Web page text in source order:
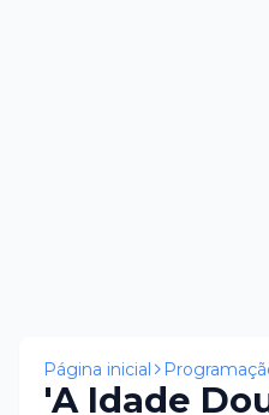
Página inicial
'A Idade